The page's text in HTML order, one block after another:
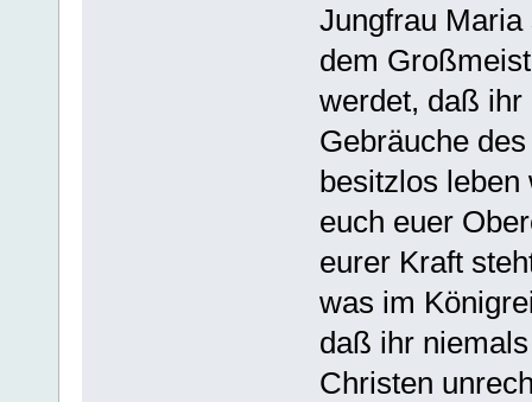
Jungfrau
dem
werdet, daß ihr
Gebräuche
besitzlos
euch euer
eurer Kraft
was im
daß ihr
Christen